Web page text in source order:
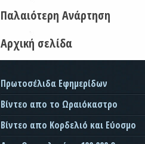
Παλαιότερη Ανάρτηση
Αρχική σελίδα
Πρωτοσέλιδα Εφημερίδων
Βίντεο απο το Ωραιόκαστρο
Βίντεο απο Κορδελιό και Εύοσμο